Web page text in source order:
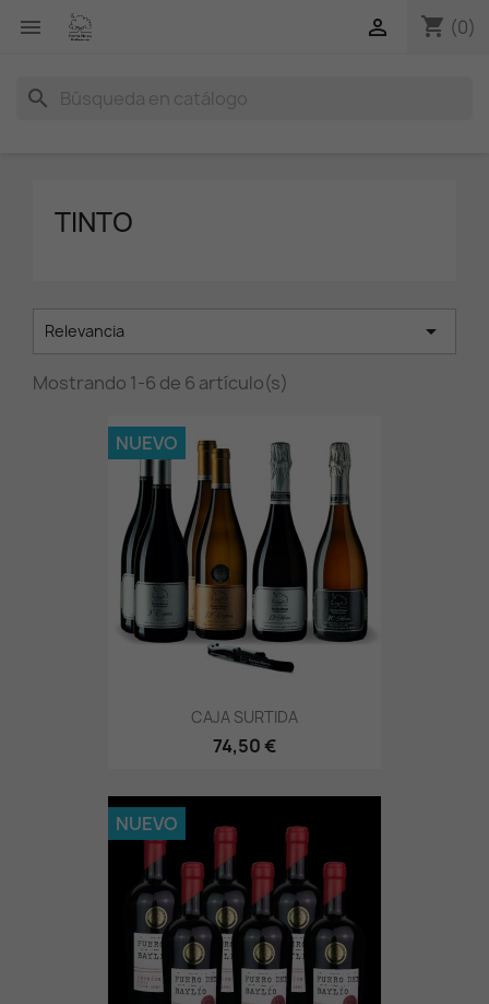
 shopping_cart (0)

search
TINTO
Relevancia 
Mostrando 1-6 de 6 artículo(s)
CAJA SURTIDA
74,50 €
NUEVO
NUEVO